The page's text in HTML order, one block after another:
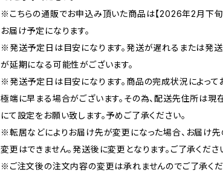
※こちらの通販でお申込み頂いた商品は【2026年2月下旬
お届け予定になります。
※発送予定日は目安になります。発送が遅れるまたは発
が延期になる可能性がございます。
※発送予定日は目安になります。商品の完成状況によって
極端に早まる場合がございます。その為、配送先住所は現
にて設定をお願い致します。予めご了承ください。
※転居などによりお届け先が変更になった場合、お届け先
変更はできません。発送後に変更となります。ご了承くださ
※ご注文後の注文内容の変更は承れませんのでご了承くだ